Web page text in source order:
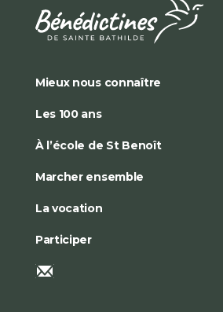
Mieux nous connaître
Les 100 ans
À l’école de St Benoît
Marcher ensemble
La vocation
Participer